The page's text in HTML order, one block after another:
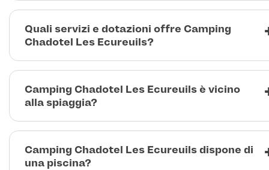
Quali servizi e dotazioni offre Camping
Chadotel Les Ecureuils?
Camping Chadotel Les Ecureuils è vicino
alla spiaggia?
Camping Chadotel Les Ecureuils dispone di
una piscina?